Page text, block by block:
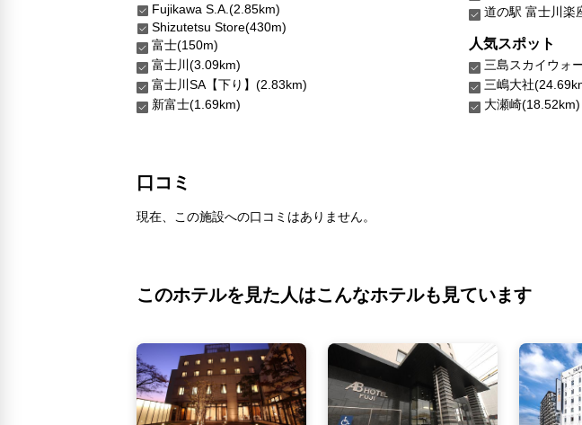
Fujikawa S.A.(2.85km)
Shizutetsu Store(430m)
富士(150m)
富士川(3.09km)
富士川SA【下り】(2.83km)
新富士(1.69km)
道の駅 富士川楽
人気スポット
三島スカイウォ
三嶋大社
大瀬崎(18.52km)
口コミ
現在、この施設への口コミはありません。
このホテルを見た人はこんなホテルも見ています